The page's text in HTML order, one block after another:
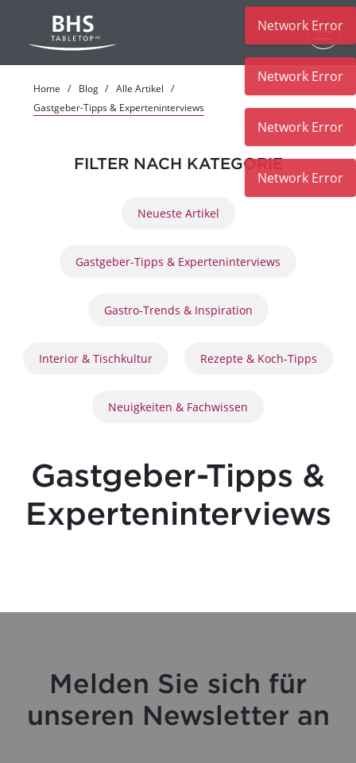
Home Blog
Alle Artikel
Gastgeber-Tipps & Experteninterviews
FILTER NACH KATEGORIE
Neueste Artikel
Gastgeber-Tipps & Experteninterviews
Gastro-Trends & Inspiration
Interior & Tischkultur Rezepte & Koch-Tipps
Neuigkeiten & Fachwissen
Gastgeber-Tipps &
Experteninterviews
Melden Sie sich für
unseren Newsletter an
Network Error
Network Error
Network Error
Network Error